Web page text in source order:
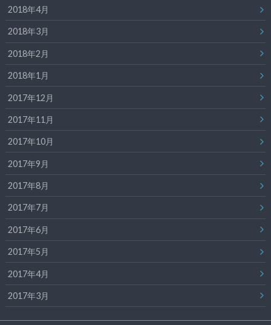
2018年4月
2018年3月
2018年2月
2018年1月
2017年12月
2017年11月
2017年10月
2017年9月
2017年8月
2017年7月
2017年6月
2017年5月
2017年4月
2017年3月